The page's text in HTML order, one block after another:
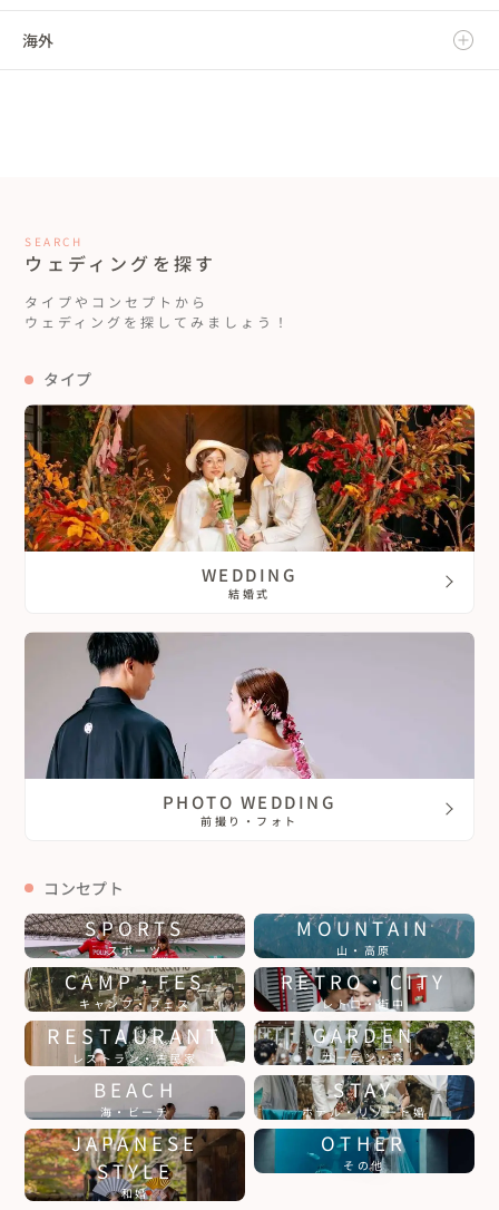
東京都
福井県
大阪府
島根県
徳島県
香川県
愛媛県
高知県
福岡県
大分県
宮崎県
鹿児島県
沖縄県
海外
SEARCH
ウェディングを探す
タイプやコンセプトから
ウェディングを探してみましょう！
タイプ
WEDDING
結婚式
PHOTO WEDDING
前撮り・フォト
コンセプト
SPORTS
スポーツ
MOUNTAIN
山・高原
CAMP・FES
キャンプ・フェス
RETRO・CITY
レトロ・街中
RESTAURANT
レストラン・古民家
GARDEN
ガーデン・森
BEACH
海・ビーチ
STAY
ホテル・リゾート婚
JAPANESE
STYLE
和婚
OTHER
その他